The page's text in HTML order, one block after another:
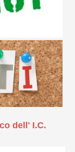
dell' I.C.